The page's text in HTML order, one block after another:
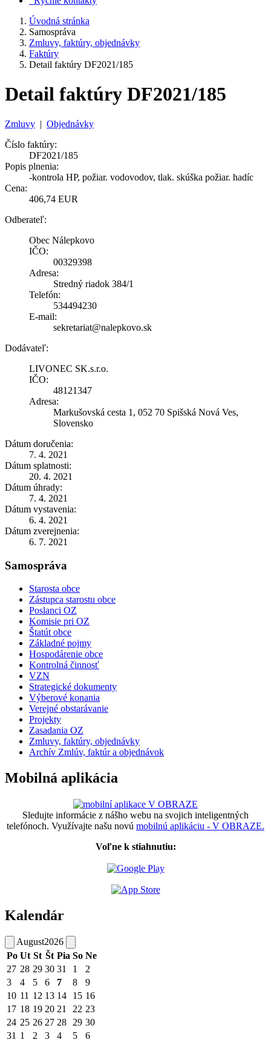
Úvodná stránka
Samospráva
Zmluvy, faktúry, objednávky
Faktúry
Detail faktúry DF2021/185
Detail faktúry DF2021/185
Zmluvy | Objednávky
Číslo faktúry:
DF2021/185
Popis plnenia:
-kontrola HP, požiar. vodovodov, tlak. skúška požiar. hadíc
Cena:
406,74 EUR
Odberateľ:
Obec Nálepkovo
IČO:
00329398
Adresa:
Stredný riadok 384/1
Telefón:
534494230
E-mail:
sekretariat@nalepkovo.sk
Dodávateľ:
LIVONEC SK.s.r.o.
IČO:
48121347
Adresa:
Markušovská cesta 1, 052 70 Spišská Nová Ves,
Slovensko
Dátum doručenia:
7. 4. 2021
Dátum splatnosti:
20. 4. 2021
Dátum úhrady:
7. 4. 2021
Dátum vystavenia:
6. 4. 2021
Dátum zverejnenia:
6. 7. 2021
Samospráva
Starosta obce
Zástupca starostu obce
Poslanci OZ
Komisie pri OZ
Štatút obce
Základné pojmy
Hospodárenie obce
Kontrolná činnosť
VZN
Strategické dokumenty
Výberové konania
Verejné obstarávanie
Projekty
Zasadania OZ
Zmluvy, faktúry, objednávky
Archív Zmlúv, faktúr a objednávok
Mobilná aplikácia
Sledujte informácie z nášho webu na svojich inteligentných
telefónoch. Využívajte našu novú mobilnú aplikáciu - V OBRAZE.
Voľne k stiahnutiu:
Kalendár
August2026
Po Ut St Št Pia So Ne
27 28 29 30 31 1
2
3
4 5 6 7 8
9
10 11 12 13 14 15 16
17 18 19 20 21 22 23
24 25 26 27 28 29 30
31 1 2 3 4 5 6